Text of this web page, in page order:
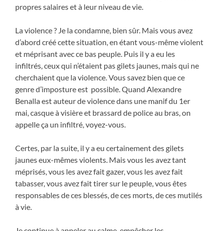
propres salaires et à leur niveau de vie.
La violence ? Je la condamne, bien sûr. Mais vous avez
d’abord créé cette situation, en étant vous-même violent
et méprisant avec ce bas peuple. Puis il y a eu les
infiltrés, ceux qui n’étaient pas gilets jaunes, mais qui ne
cherchaient que la violence. Vous savez bien que ce
genre d’imposture est possible. Quand Alexandre
Benalla est auteur de violence dans une manif du 1er
mai, casque à visière et brassard de police au bras, on
appelle ça un infiltré, voyez-vous.
Certes, par la suite, il y a eu certainement des gilets
jaunes eux-mêmes violents. Mais vous les avez tant
méprisés, vous les avez fait gazer, vous les avez fait
tabasser, vous avez fait tirer sur le peuple, vous êtes
responsables de ces blessés, de ces morts, de ces mutilés
à vie.